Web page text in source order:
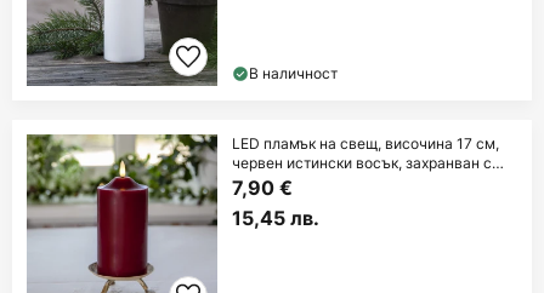
В наличност
LED пламък на свещ, височина 17 см,
червен истински восък, захранван с
батерии
7,90 €
15,45 лв.